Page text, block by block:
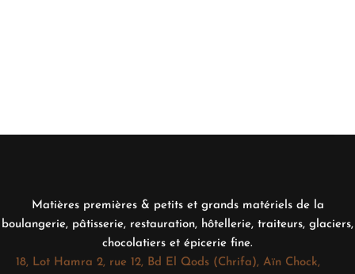
Matières premières & petits et grands matériels de la
boulangerie, pâtisserie, restauration, hôtellerie, traiteurs, glaciers,
chocolatiers et épicerie fine.
18, Lot Hamra 2, rue 12, Bd El Qods (Chrifa), Aïn Chock,